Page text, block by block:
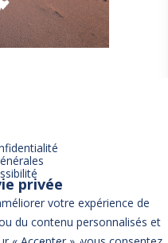
privée
votre expérience de
du contenu personnalisés et